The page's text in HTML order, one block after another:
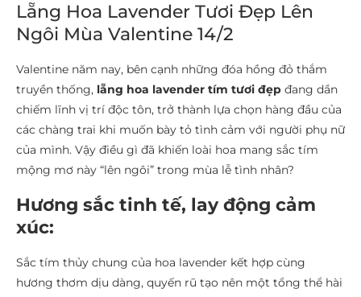
Lẵng Hoa Lavender Tươi Đẹp Lên
Ngôi Mùa Valentine 14/2
Valentine năm nay, bên cạnh những đóa hồng đỏ thắm
truyền thống, lẵng hoa lavender tím tươi đẹp đang dần
chiếm lĩnh vị trí độc tôn, trở thành lựa chọn hàng đầu của
các chàng trai khi muốn bày tỏ tình cảm với người phụ nữ
của mình. Vậy điều gì đã khiến loài hoa mang sắc tím
mộng mơ này “lên ngôi” trong mùa lễ tình nhân?
Hương sắc tinh tế, lay động cảm
xúc:
Sắc tím thủy chung của hoa lavender kết hợp cùng
hương thơm dịu dàng, quyến rũ tạo nên một tổng thể hài